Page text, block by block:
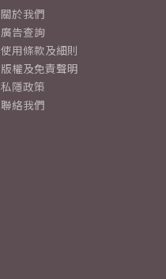
關於我們
廣告查詢
使用條款及細則
版權及免責聲明
私隱政策
聯絡我們